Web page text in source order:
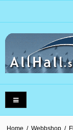
Home / Webbshop /